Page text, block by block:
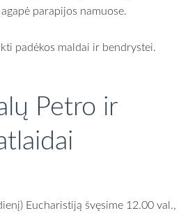
parapijos namuose.
padėkos maldai ir bendrystei.
Petro ir
Eucharistiją švęsime 12.00 val.,